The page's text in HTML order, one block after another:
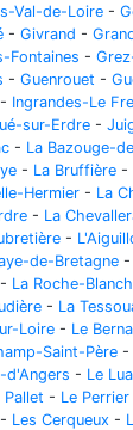
Val-de-Loire -
- Givrand -
Fontaines -
- Guenrouet -
- Ingrandes-Le
sur-Erdre -
- La Bazouge-
- La Bruffière -
Hermier - La
- La
-
de-Bretagne -
- La Roche-
- La
Loire - Le
Saint-Père -
d'Angers - Le
Pallet - Le Perrier
- Les Cerqueux -